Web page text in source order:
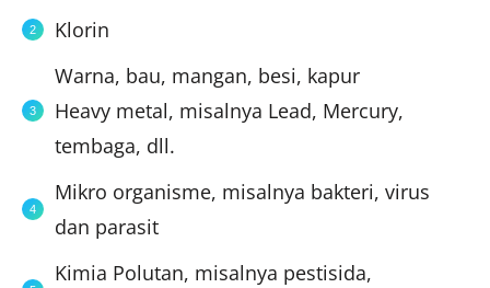
Klorin
Warna, bau, mangan, besi, kapur
Heavy metal, misalnya Lead, Mercury,
tembaga, dll.
Mikro organisme, misalnya bakteri, virus
dan parasit
Kimia Polutan, misalnya pestisida,